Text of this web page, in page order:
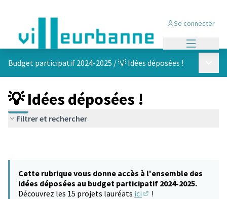
Se connecter
Budget participatif 2024-2025 /💡 Idées déposées !
💡 Idées déposées !
Filtrer et rechercher
Cette rubrique vous donne accès à l'ensemble des
idées déposées au budget participatif 2024-2025.
Découvrez les 15 projets lauréats ici !